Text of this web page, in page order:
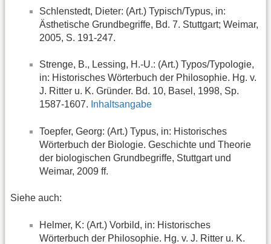
Schlenstedt, Dieter: (Art.) Typisch/Typus, in:
Ästhetische Grundbegriffe, Bd. 7. Stuttgart; Weimar,
2005, S. 191-247.
Strenge, B., Lessing, H.-U.: (Art.) Typos/Typologie,
in: Historisches Wörterbuch der Philosophie. Hg. v.
J. Ritter u. K. Gründer. Bd. 10, Basel, 1998, Sp.
1587-1607. Inhaltsangabe
Toepfer, Georg: (Art.) Typus, in: Historisches
Wörterbuch der Biologie. Geschichte und Theorie
der biologischen Grundbegriffe, Stuttgart und
Weimar, 2009 ff.
Siehe auch:
Helmer, K: (Art.) Vorbild, in: Historisches
Wörterbuch der Philosophie. Hg. v. J. Ritter u. K.